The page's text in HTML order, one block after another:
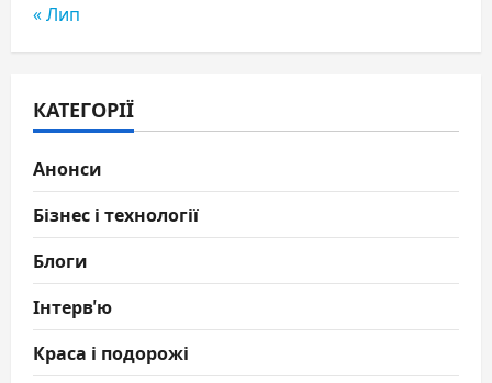
« Лип
КАТЕГОРІЇ
Анонси
Бізнес і технології
Блоги
Інтерв'ю
Краса і подорожі